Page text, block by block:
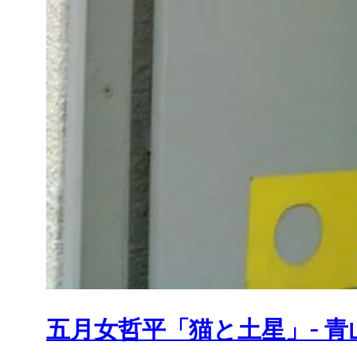
五月女哲平「猫と土星」- 青